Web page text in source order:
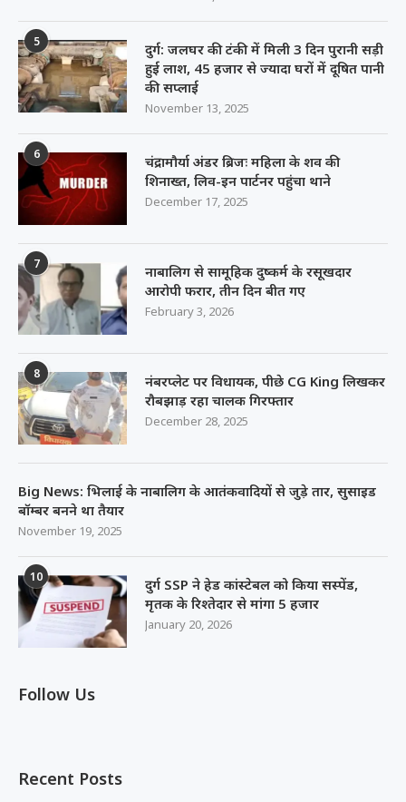
5
दुर्ग: जलघर की टंकी में मिली 3 दिन पुरानी सड़ी
हुई लाश, 45 हजार से ज्यादा घरों में दूषित पानी
की सप्लाई
November 13, 2025
6
चंद्रामौर्या अंडर ब्रिजः महिला के शव की
शिनाख्त, लिव-इन पार्टनर पहुंचा थाने
December 17, 2025
7
नाबालिग से सामूहिक दुष्कर्म के रसूखदार
आरोपी फरार, तीन दिन बीत गए
February 3, 2026
8
नंबरप्लेट पर विधायक, पीछे CG King लिखकर
रौबझाड़ रहा चालक गिरफ्तार
December 28, 2025
Big News: भिलाई के नाबालिग के आतंकवादियों से जुड़े तार, सुसाइड
बॉम्बर बनने था तैयार
November 19, 2025
10
दुर्ग SSP ने हेड कांस्टेबल को किया सस्पेंड,
मृतक के रिश्तेदार से मांगा 5 हजार
January 20, 2026
Follow Us
Recent Posts